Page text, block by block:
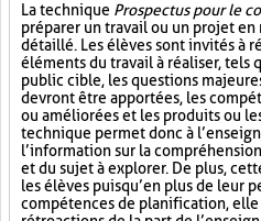
La technique Prospectus pour le
préparer un travail ou un projet
détaillé. Les élèves sont invités à
éléments du travail à réaliser, tels
public cible, les questions
devront être apportées, les
ou améliorées et les produits ou
technique permet donc à
l’information sur la
et du sujet à explorer. De plus,
les élèves puisqu’en plus de leur
compétences de planification,